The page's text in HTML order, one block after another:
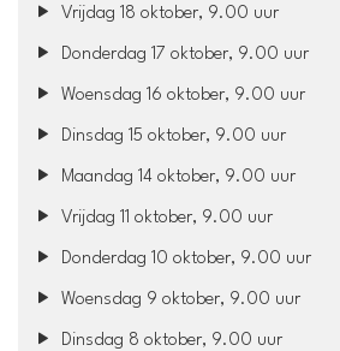
Vrijdag 18 oktober, 9.00 uur
Donderdag 17 oktober, 9.00 uur
Woensdag 16 oktober, 9.00 uur
Dinsdag 15 oktober, 9.00 uur
Maandag 14 oktober, 9.00 uur
Vrijdag 11 oktober, 9.00 uur
Donderdag 10 oktober, 9.00 uur
Woensdag 9 oktober, 9.00 uur
Dinsdag 8 oktober, 9.00 uur